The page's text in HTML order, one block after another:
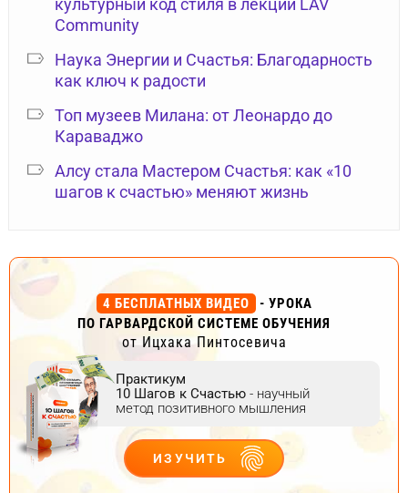
культурный код стиля в лекции LAV
Community
Наука Энергии и Счастья: Благодарность
как ключ к радости
Топ музеев Милана: от Леонардо до
Караваджо
Алсу стала Мастером Счастья: как «10
шагов к счастью» меняют жизнь
4 БЕСПЛАТНЫХ ВИДЕО
- УРОКА
ПО ГАРВАРДСКОЙ СИСТЕМЕ ОБУЧЕНИЯ
от Ицхака Пинтосевича
Практикум
10 Шагов к Счастью - научный
метод позитивного мышления
ИЗУЧИТЬ